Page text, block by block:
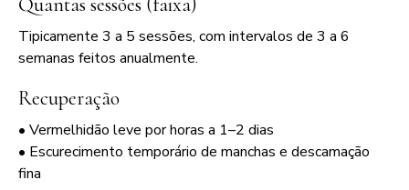
Tipicamente 3 a 5 sessões, com intervalos de 3 a 6
semanas feitos anualmente.
Recuperação
• Vermelhidão leve por horas a 1–2 dias
• Escurecimento temporário de manchas e descamação
fina